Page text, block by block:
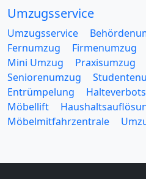
Umzugsservice
Umzugsservice
Fernumzug
Firmenumzug
Mini Umzug
Praxisumzug
Seniorenumzug
Entrümpelung
Möbellift
Möbelmitfahrzentrale